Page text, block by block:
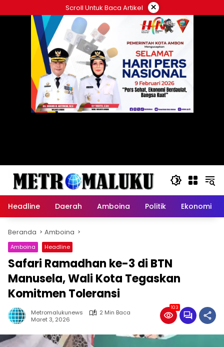
ke
Scroll Untuk Baca Artikel ×
Headline Daerah Amboina Politik Ekonomi
Beranda Amboina
Amboina Headline
Safari Ramadhan ke-3 di BTN
Manusela, Wali Kota Tegaskan
Komitmen Toleransi
Metromalukunews
2 Min Baca
Maret 3, 2026
103